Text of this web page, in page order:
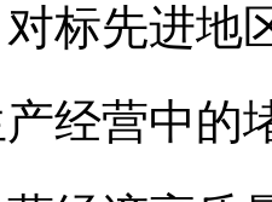
标先进地
经营中的